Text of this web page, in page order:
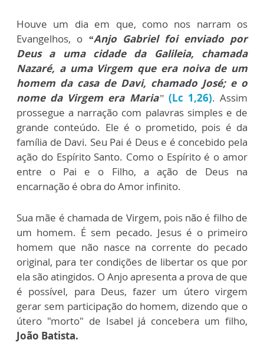
Houve um dia em que, como nos narram os
Evangelhos, o “Anjo Gabriel foi enviado por
Deus a uma cidade da Galileia, chamada
Nazaré, a uma Virgem que era noiva de um
homem da casa de Davi, chamado José; e o
nome da Virgem era Maria” (Lc 1,26). Assim
prossegue a narração com palavras simples e de
grande conteúdo. Ele é o prometido, pois é da
família de Davi. Seu Pai é Deus e é concebido pela
ação do Espírito Santo. Como o Espírito é o amor
entre o Pai e o Filho, a ação de Deus na
encarnação é obra do Amor infinito.
Sua mãe é chamada de Virgem, pois não é filho de
um homem. É sem pecado. Jesus é o primeiro
homem que não nasce na corrente do pecado
original, para ter condições de libertar os que por
ela são atingidos. O Anjo apresenta a prova de que
é possível, para Deus, fazer um útero virgem
gerar sem participação do homem, dizendo que o
útero "morto" de Isabel já concebera um filho,
João Batista.